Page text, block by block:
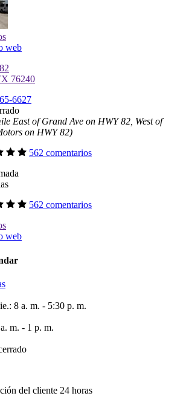
web
76240
6627
East of Grand Ave on HWY 82, West of
on HWY 82)
562 comentarios
562 comentarios
web
8 a. m. - 5:30 p. m.
m. - 1 p. m.
del cliente 24 horas